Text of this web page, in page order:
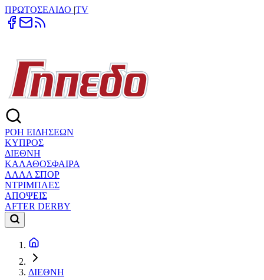
ΠΡΩΤΟΣΕΛΙΔΟ |TV
ΡΟΗ ΕΙΔΗΣΕΩΝ
ΚΥΠΡΟΣ
ΔΙΕΘΝΗ
ΚΑΛΑΘΟΣΦΑΙΡΑ
ΑΛΛΑ ΣΠΟΡ
ΝΤΡΙΜΠΛΕΣ
ΑΠΟΨΕΙΣ
AFTER DERBY
ΔΙΕΘΝΗ